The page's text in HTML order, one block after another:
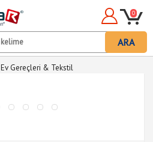
ARA
0
Ev Gereçleri & Tekstil